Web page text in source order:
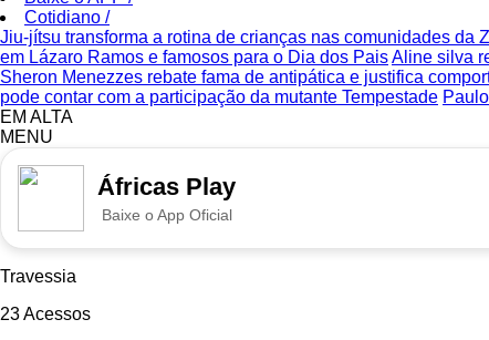
Cotidiano /
Jiu-jítsu transforma a rotina de crianças nas comunidades da
em Lázaro Ramos e famosos para o Dia dos PaisAline silva
Sheron Menezzes rebate fama de antipática e justifica
pode contar com a participação da mutante Tempestade
EM ALTA
MENU
Áfricas Play
Baixe o App Oficial
Travessia
23Acessos